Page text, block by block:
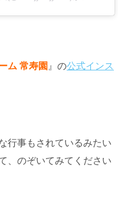
ム 常寿園 』の公式インス
行事もされているみたい
、のぞいてみてください